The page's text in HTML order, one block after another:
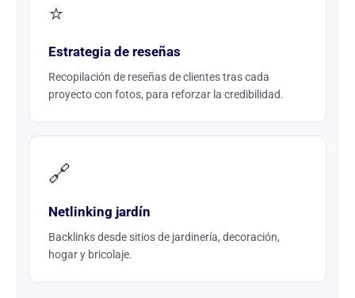
⭐
Estrategia de reseñas
Recopilación de reseñas de clientes tras cada
proyecto con fotos, para reforzar la credibilidad.
🔗
Netlinking jardín
Backlinks desde sitios de jardinería, decoración,
hogar y bricolaje.